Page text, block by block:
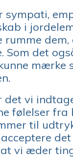
sympati,
i
rumme
Som det
vi
følelser
til
vi æder